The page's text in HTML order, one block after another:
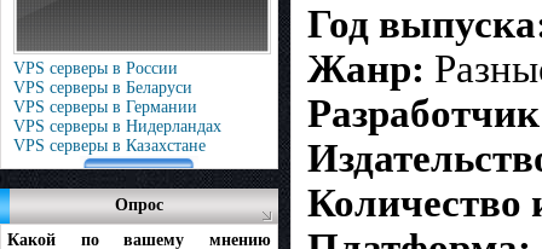
VPS серверы в России
VPS серверы в Беларуси
VPS серверы в Германии
VPS серверы в Нидерландах
VPS серверы в Казахстане
Опрос
Какой по вашему мнению
Год
Жанр:
Количество